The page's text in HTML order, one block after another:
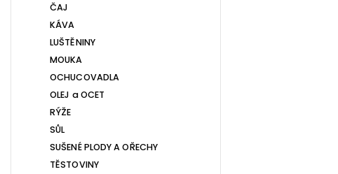
ČAJ
KÁVA
LUŠTĚNINY
MOUKA
OCHUCOVADLA
OLEJ a OCET
RÝŽE
SŮL
SUŠENÉ PLODY A OŘECHY
TĚSTOVINY